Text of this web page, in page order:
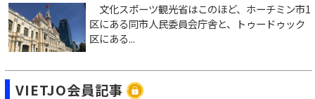
文化スポーツ観光省はこのほど、ホーチミン市1
区にある同市人民委員会庁舎と、トゥードゥック
区にある...
VIETJO会員記事